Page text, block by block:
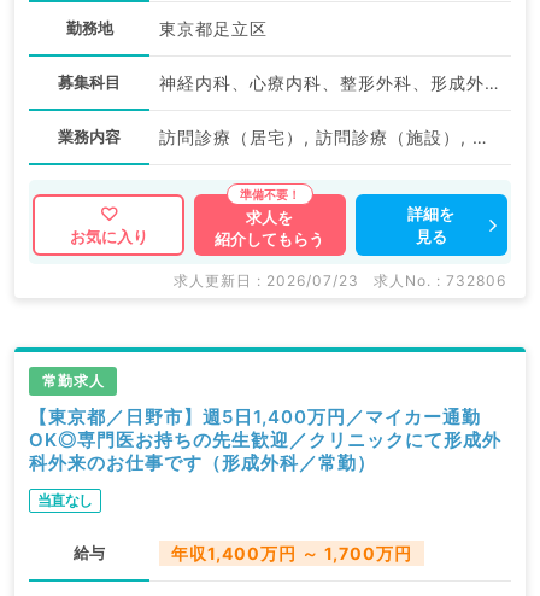
勤務地 東京都足立区
募集科目 神経内科、心療内科、整形外科、形成外科、美容外科、脳神経外科、呼吸器外科、心臓血管外科、小児外科、泌尿器科、一般内科、循環器内科、呼吸器内科、消化器内科、内分泌・代謝内科、腎臓内科、老年内科、外科系全般、一般外科、消化器外科、乳腺外科、膠原病科、スポーツ整形外科、大腸・肛門外科、脊髄・脊椎外科
業務内容 訪問診療（居宅）, 訪問診療（施設）, その他, その他, 訪問診療（居宅）, 訪問診療（施設）
お気に入り
求人を
紹介してもらう
詳細を
見る
求人更新日 : 2026/07/23 求人No. : 732806
常勤求人
【東京都／日野市】週5日1,400万円／マイカー通勤
OK◎専門医お持ちの先生歓迎／クリニックにて形成外
科外来のお仕事です（形成外科／常勤）
当直なし
給与 年収1,400万円 ～ 1,700万円